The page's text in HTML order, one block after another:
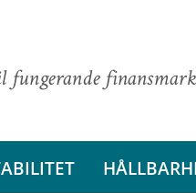
fungerande